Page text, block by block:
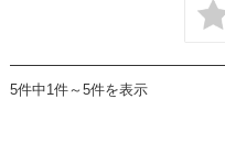
5件中1件～5件を表示